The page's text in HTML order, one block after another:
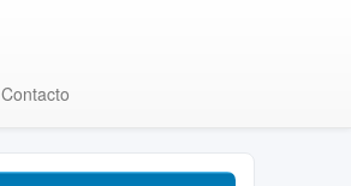
Contacto